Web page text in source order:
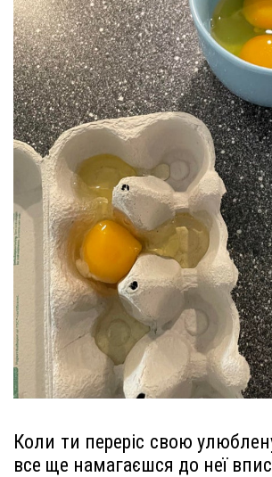
Коли ти переріс свою
все ще намагаєшся до неї